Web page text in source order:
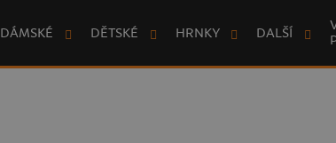
DÁMSKÉ DĚTSKÉ HRNKY DALŠÍ